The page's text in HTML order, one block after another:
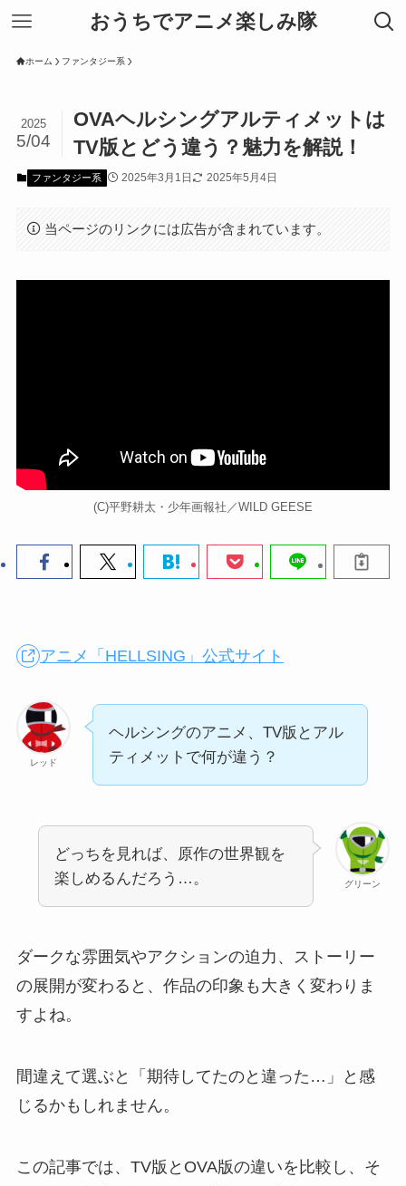
おうちでアニメ楽しみ隊
ホーム ファンタジー系
OVAヘルシングアルティメットは
TV版とどう違う？魅力を解説！
2025
5/04
ファンタジー系 2025年3月1日 2025年5月4日
当ページのリンクには広告が含まれています。
(C)平野耕太・少年画報社／WILD GEESE
アニメ「HELLSING」公式サイト
レッド
ヘルシングのアニメ、TV版とアル
ティメットで何が違う？
グリーン
どっちを見れば、原作の世界観を
楽しめるんだろう…。
ダークな雰囲気やアクションの迫力、ストーリー
の展開が変わると、作品の印象も大きく変わりま
すよね。
間違えて選ぶと「期待してたのと違った…」と感
じるかもしれません。
この記事では、TV版とOVA版の違いを比較し、そ